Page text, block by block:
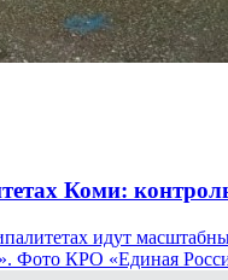
Коми:
идут
Фото КРО «Единая